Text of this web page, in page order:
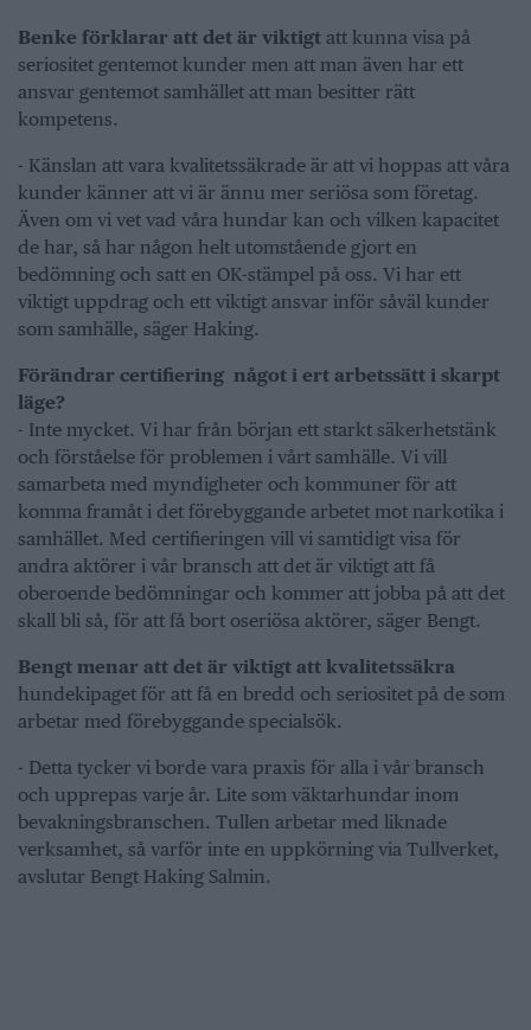
Benke förklarar att det är viktigt att kunna visa på
seriositet gentemot kunder men att man även har ett
ansvar gentemot samhället att man besitter rätt
kompetens.
- Känslan att vara kvalitetssäkrade är att vi hoppas att våra
kunder känner att vi är ännu mer seriösa som företag.
Även om vi vet vad våra hundar kan och vilken kapacitet
de har, så har någon helt utomstående gjort en
bedömning och satt en OK-stämpel på oss. Vi har ett
viktigt uppdrag och ett viktigt ansvar inför såväl kunder
som samhälle, säger Haking.
Förändrar certifiering något i ert arbetssätt i skarpt
läge?
- Inte mycket. Vi har från början ett starkt säkerhetstänk
och förståelse för problemen i vårt samhälle. Vi vill
samarbeta med myndigheter och kommuner för att
komma framåt i det förebyggande arbetet mot narkotika i
samhället. Med certifieringen vill vi samtidigt visa för
andra aktörer i vår bransch att det är viktigt att få
oberoende bedömningar och kommer att jobba på att det
skall bli så, för att få bort oseriösa aktörer, säger Bengt.
Bengt menar att det är viktigt att kvalitetssäkra
hundekipaget för att få en bredd och seriositet på de som
arbetar med förebyggande specialsök.
- Detta tycker vi borde vara praxis för alla i vår bransch
och upprepas varje år. Lite som väktarhundar inom
bevakningsbranschen. Tullen arbetar med liknade
verksamhet, så varför inte en uppkörning via Tullverket,
avslutar Bengt Haking Salmin.